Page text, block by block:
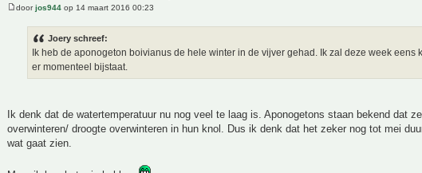
doorjos944 op 14 maart 2016 00:23
Joery schreef:
Ik heb de aponogeton boivianus de hele winter in de vijver gehad. Ik zal deze week eens
er momenteel bijstaat.
Ik denk dat de watertemperatuur nu nog veel te laag is. Aponogetons staan bekend dat ze
overwinteren/ droogte overwinteren in hun knol. Dus ik denk dat het zeker nog tot mei
wat gaat zien.